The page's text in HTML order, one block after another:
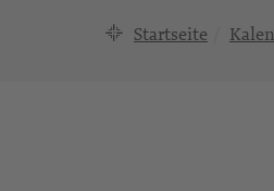
Startseite